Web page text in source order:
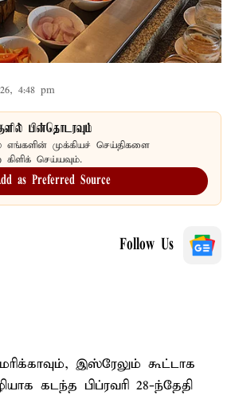
4:48 pm
பின்தொடரவும்
எங்களின் முக்கியச் செய்திகளை
செய்யவும்.
as Preferred Source
Follow Us
இஸ்ரேலும் கூட்டாக
கடந்த பிப்ரவரி 28-ந்தேதி